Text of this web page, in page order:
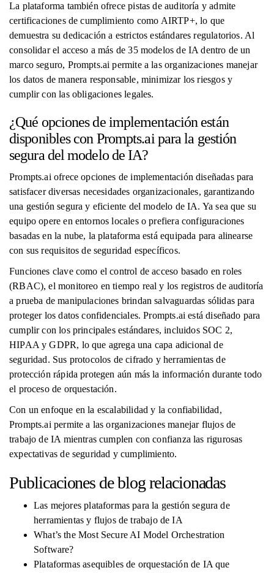
La plataforma también ofrece pistas de auditoría y admite
certificaciones de cumplimiento como AIRTP+, lo que
demuestra su dedicación a estrictos estándares regulatorios. Al
consolidar el acceso a más de 35 modelos de IA dentro de un
marco seguro, Prompts.ai permite a las organizaciones manejar
los datos de manera responsable, minimizar los riesgos y
cumplir con las obligaciones legales.
¿Qué opciones de implementación están
disponibles con Prompts.ai para la gestión
segura del modelo de IA?
Prompts.ai ofrece opciones de implementación diseñadas para
satisfacer diversas necesidades organizacionales, garantizando
una gestión segura y eficiente del modelo de IA. Ya sea que su
equipo opere en entornos locales o prefiera configuraciones
basadas en la nube, la plataforma está equipada para alinearse
con sus requisitos de seguridad específicos.
Funciones clave como el control de acceso basado en roles
(RBAC), el monitoreo en tiempo real y los registros de auditoría
a prueba de manipulaciones brindan salvaguardas sólidas para
proteger los datos confidenciales. Prompts.ai está diseñado para
cumplir con los principales estándares, incluidos SOC 2,
HIPAA y GDPR, lo que agrega una capa adicional de
seguridad. Sus protocolos de cifrado y herramientas de
protección rápida protegen aún más la información durante todo
el proceso de orquestación.
Con un enfoque en la escalabilidad y la confiabilidad,
Prompts.ai permite a las organizaciones manejar flujos de
trabajo de IA mientras cumplen con confianza las rigurosas
expectativas de seguridad y cumplimiento.
Publicaciones de blog relacionadas
Las mejores plataformas para la gestión segura de
herramientas y flujos de trabajo de IA
What’s the Most Secure AI Model Orchestration
Software?
Plataformas asequibles de orquestación de IA que